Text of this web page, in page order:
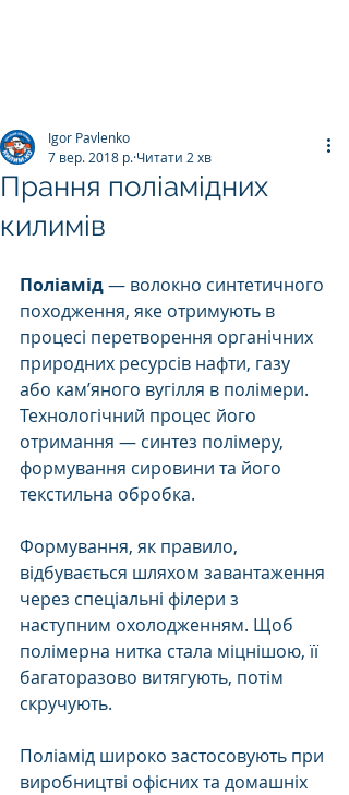
Прання поліамідних
килимів
Igor Pavlenko
7 вер. 2018 р. Читати 2 хв
Поліамід — волокно синтетичного
походження, яке отримують в
процесі перетворення органічних
природних ресурсів нафти, газу
або кам’яного вугілля в полімери.
Технологічний процес його
отримання — синтез полімеру,
формування сировини та його
текстильна обробка.
Формування, як правило,
відбувається шляхом завантаження
через спеціальні філери з
наступним охолодженням. Щоб
полімерна нитка стала міцнішою, її
багаторазово витягують, потім
скручують.
Поліамід широко застосовують при
виробництві офісних та домашніх